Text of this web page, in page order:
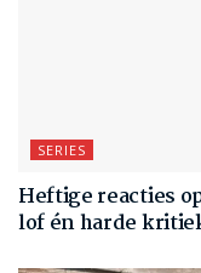
SERIES
Heftige reacties
lof én harde